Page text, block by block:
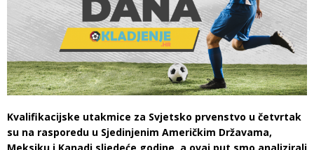
Kvalifikacijske utakmice za Svjetsko prvenstvo u četvrtak
su na rasporedu u Sjedinjenim Američkim Državama,